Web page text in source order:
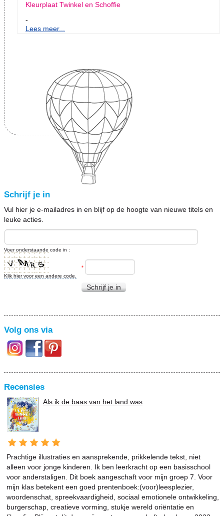
Kleurplaat Twinkel en Schoffie
-
Lees meer...
Schrijf je in
Vul hier je e-mailadres in en blijf op de hoogte van nieuwe titels en
leuke acties.
Voer onderstaande code in :
Klik hier voor een andere code.
*
Schrijf je in
Volg ons via
Recensies
Als ik de baas van het land was
Prachtige illustraties en aansprekende, prikkelende tekst, niet
alleen voor jonge kinderen. Ik ben leerkracht op een basisschool
voor anderstaligen. Dit boek aangeschaft voor mijn groep 7. Voor
mijn klas betekent een goed prentenboek:(voor)leesplezier,
woordenschat, spreekvaardigheid, sociaal emotionele ontwikkeling,
burgerschap, creatieve vorming, stukje wereld oriëntatie en